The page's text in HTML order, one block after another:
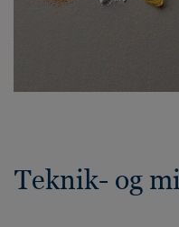
Teknik- og